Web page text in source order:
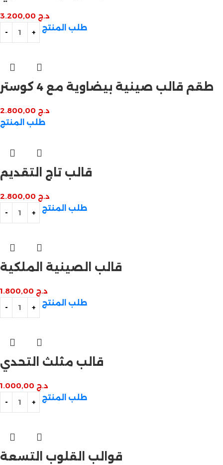
د.ج
طلب المنتج
طقم قالب صينية بيضاوية مع 4 كوستر
د.ج
طلب المنتج
قالب تاج التقديم
د.ج
طلب المنتج
قالب الصينية الملكية
د.ج
طلب المنتج
قالب مثلث التحدي
د.ج
طلب المنتج
قوالب القلوب التسعة